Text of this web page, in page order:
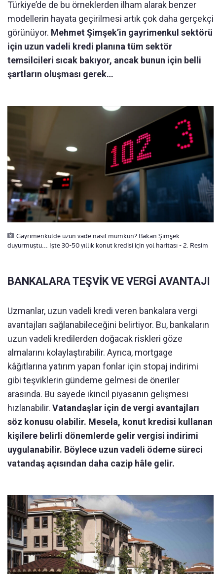
Türkiye’de de bu örneklerden ilham alarak benzer
modellerin hayata geçirilmesi artık çok daha gerçekçi
görünüyor. Mehmet Şimşek’in gayrimenkul sektörü
için uzun vadeli kredi planına tüm sektör
temsilcileri sıcak bakıyor, ancak bunun için belli
şartların oluşması gerek…
Gayrimenkulde uzun vade nasıl mümkün? Bakan Şimşek
duyurmuştu... İşte 30-50 yıllık konut kredisi için yol haritası - 2. Resim
BANKALARA TEŞVİK VE VERGİ AVANTAJI
Uzmanlar, uzun vadeli kredi veren bankalara vergi
avantajları sağlanabileceğini belirtiyor. Bu, bankaların
uzun vadeli kredilerden doğacak riskleri göze
almalarını kolaylaştırabilir. Ayrıca, mortgage
kâğıtlarına yatırım yapan fonlar için stopaj indirimi
gibi teşviklerin gündeme gelmesi de öneriler
arasında. Bu sayede ikincil piyasanın gelişmesi
hızlanabilir. Vatandaşlar için de vergi avantajları
söz konusu olabilir. Mesela, konut kredisi kullanan
kişilere belirli dönemlerde gelir vergisi indirimi
uygulanabilir. Böylece uzun vadeli ödeme süreci
vatandaş açısından daha cazip hâle gelir.